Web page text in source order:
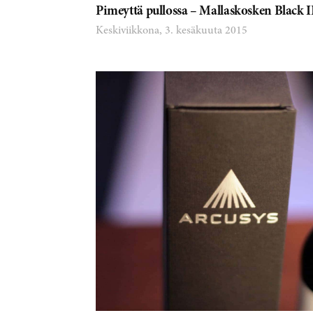
Pimeyttä pullossa – Mallaskosken Black
Keskiviikkona, 3. kesäkuuta 2015